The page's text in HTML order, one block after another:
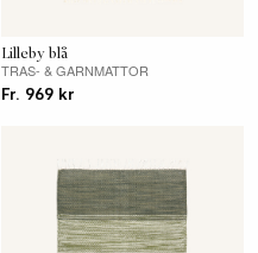
Lilleby blå
TRAS- & GARNMATTOR
Fr. 969 kr